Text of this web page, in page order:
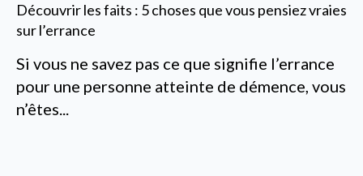
Découvrir les faits : 5 choses que vous pensiez vraies
sur l’errance
Si vous ne savez pas ce que signifie l’errance
pour une personne atteinte de démence, vous
n’êtes...